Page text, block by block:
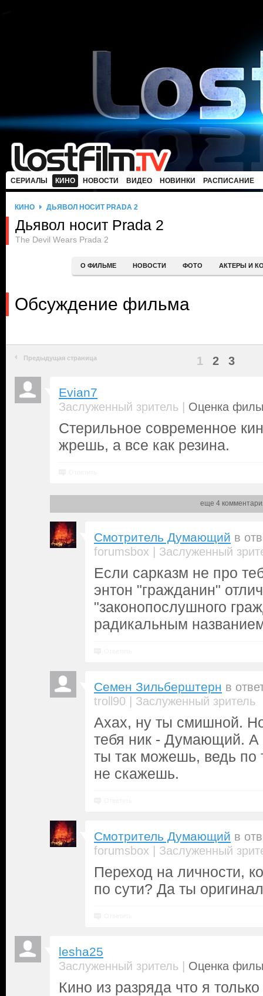
СЕРИАЛЫ КИНО НОВОСТИ ВИДЕО НОВИНКИ РАСПИСАНИЕ
КИНО ДЬЯВОЛ НОСИТ PRADA 2
Дьявол носит Prada 2
The Devil Wears Prada 2
О ФИЛЬМЕ НОВОСТИ ФОТО АКТЕРЫ И
Обсуждение фильма
Предыдущая страница 1 2 3
Evian7
Заслуженный зритель | Оценка
Стерильное современное
жрешь, а все как резина.
еще 4
Смотритель Думающий в
forumsbox | Заслуженный
Если сарказм не про
энтон "гражданин"
"законопослушного
радикальным
Семен Зильберштерн в
troll90 | Заслуженный зритель
Ахах, ну ты смишной.
тебя ник - Думающий. А
ты так можешь, ведь по
не скажешь.
Смотритель Думающий в
forumsbox | Заслуженный
Переход на личности,
по сути? Да ты
lesha25
Заслуженный зритель | Оценка
Кино из разряда что я